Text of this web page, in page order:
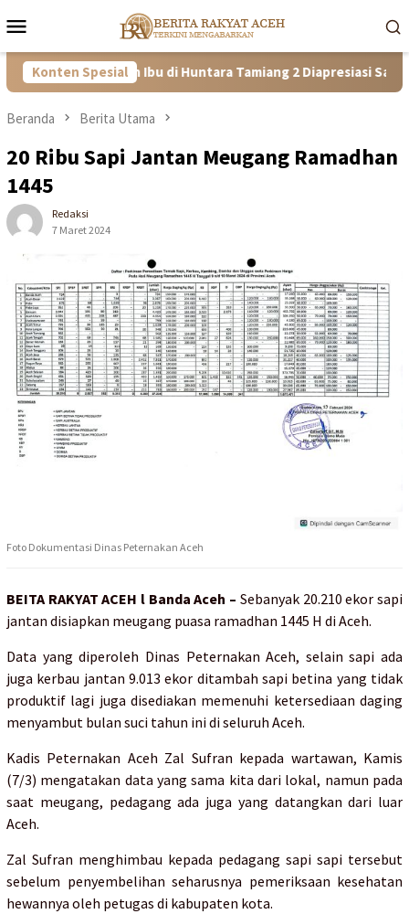
ke
Mobile
Konten Spesial
Kisah Ibu di Huntara Tamiang 2 Diapresiasi Satgas PRR
Beranda Berita Utama
20 Ribu Sapi Jantan Meugang Ramadhan
1445
Redaksi
7 Maret 2024
Foto Dokumentasi Dinas Peternakan Aceh
BEITA RAKYAT ACEH l Banda Aceh – Sebanyak 20.210 ekor sapi
jantan disiapkan meugang puasa ramadhan 1445 H di Aceh.
Data yang diperoleh Dinas Peternakan Aceh, selain sapi ada
juga kerbau jantan 9.013 ekor ditambah sapi betina yang tidak
produktif lagi juga disediakan memenuhi ketersediaan daging
menyambut bulan suci tahun ini di seluruh Aceh.
Kadis Peternakan Aceh Zal Sufran kepada wartawan, Kamis
(7/3) mengatakan data yang sama kita dari lokal, namun pada
saat meugang, pedagang ada juga yang datangkan dari luar
Aceh.
Zal Sufran menghimbau kepada pedagang sapi sapi tersebut
sebelum penyembelihan seharusnya pemeriksaan kesehatan
hewannya oleh petugas di kabupaten kota.